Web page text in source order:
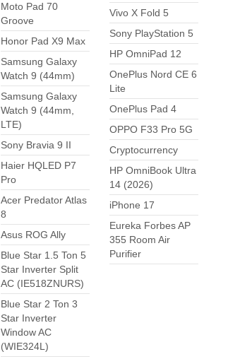
Moto Pad 70
Groove
Honor Pad X9 Max
Samsung Galaxy
Watch 9 (44mm)
Samsung Galaxy
Watch 9 (44mm,
LTE)
Sony Bravia 9 II
Haier HQLED P7
Pro
Acer Predator Atlas
8
Asus ROG Ally
Blue Star 1.5 Ton 5
Star Inverter Split
AC (IE518ZNURS)
Blue Star 2 Ton 3
Star Inverter
Window AC
(WIE324L)
Vivo X Fold 5
Sony PlayStation 5
HP OmniPad 12
OnePlus Nord CE 6
Lite
OnePlus Pad 4
OPPO F33 Pro 5G
Cryptocurrency
HP OmniBook Ultra
14 (2026)
iPhone 17
Eureka Forbes AP
355 Room Air
Purifier